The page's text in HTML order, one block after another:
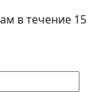
в течение 15